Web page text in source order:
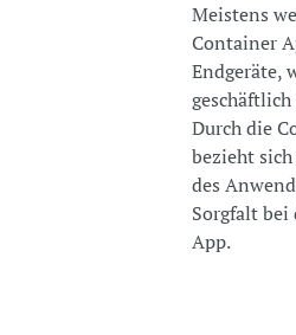
Meistens
Container
Endgeräte,
Durch die
bezieht
des
Sorgfalt bei
App.